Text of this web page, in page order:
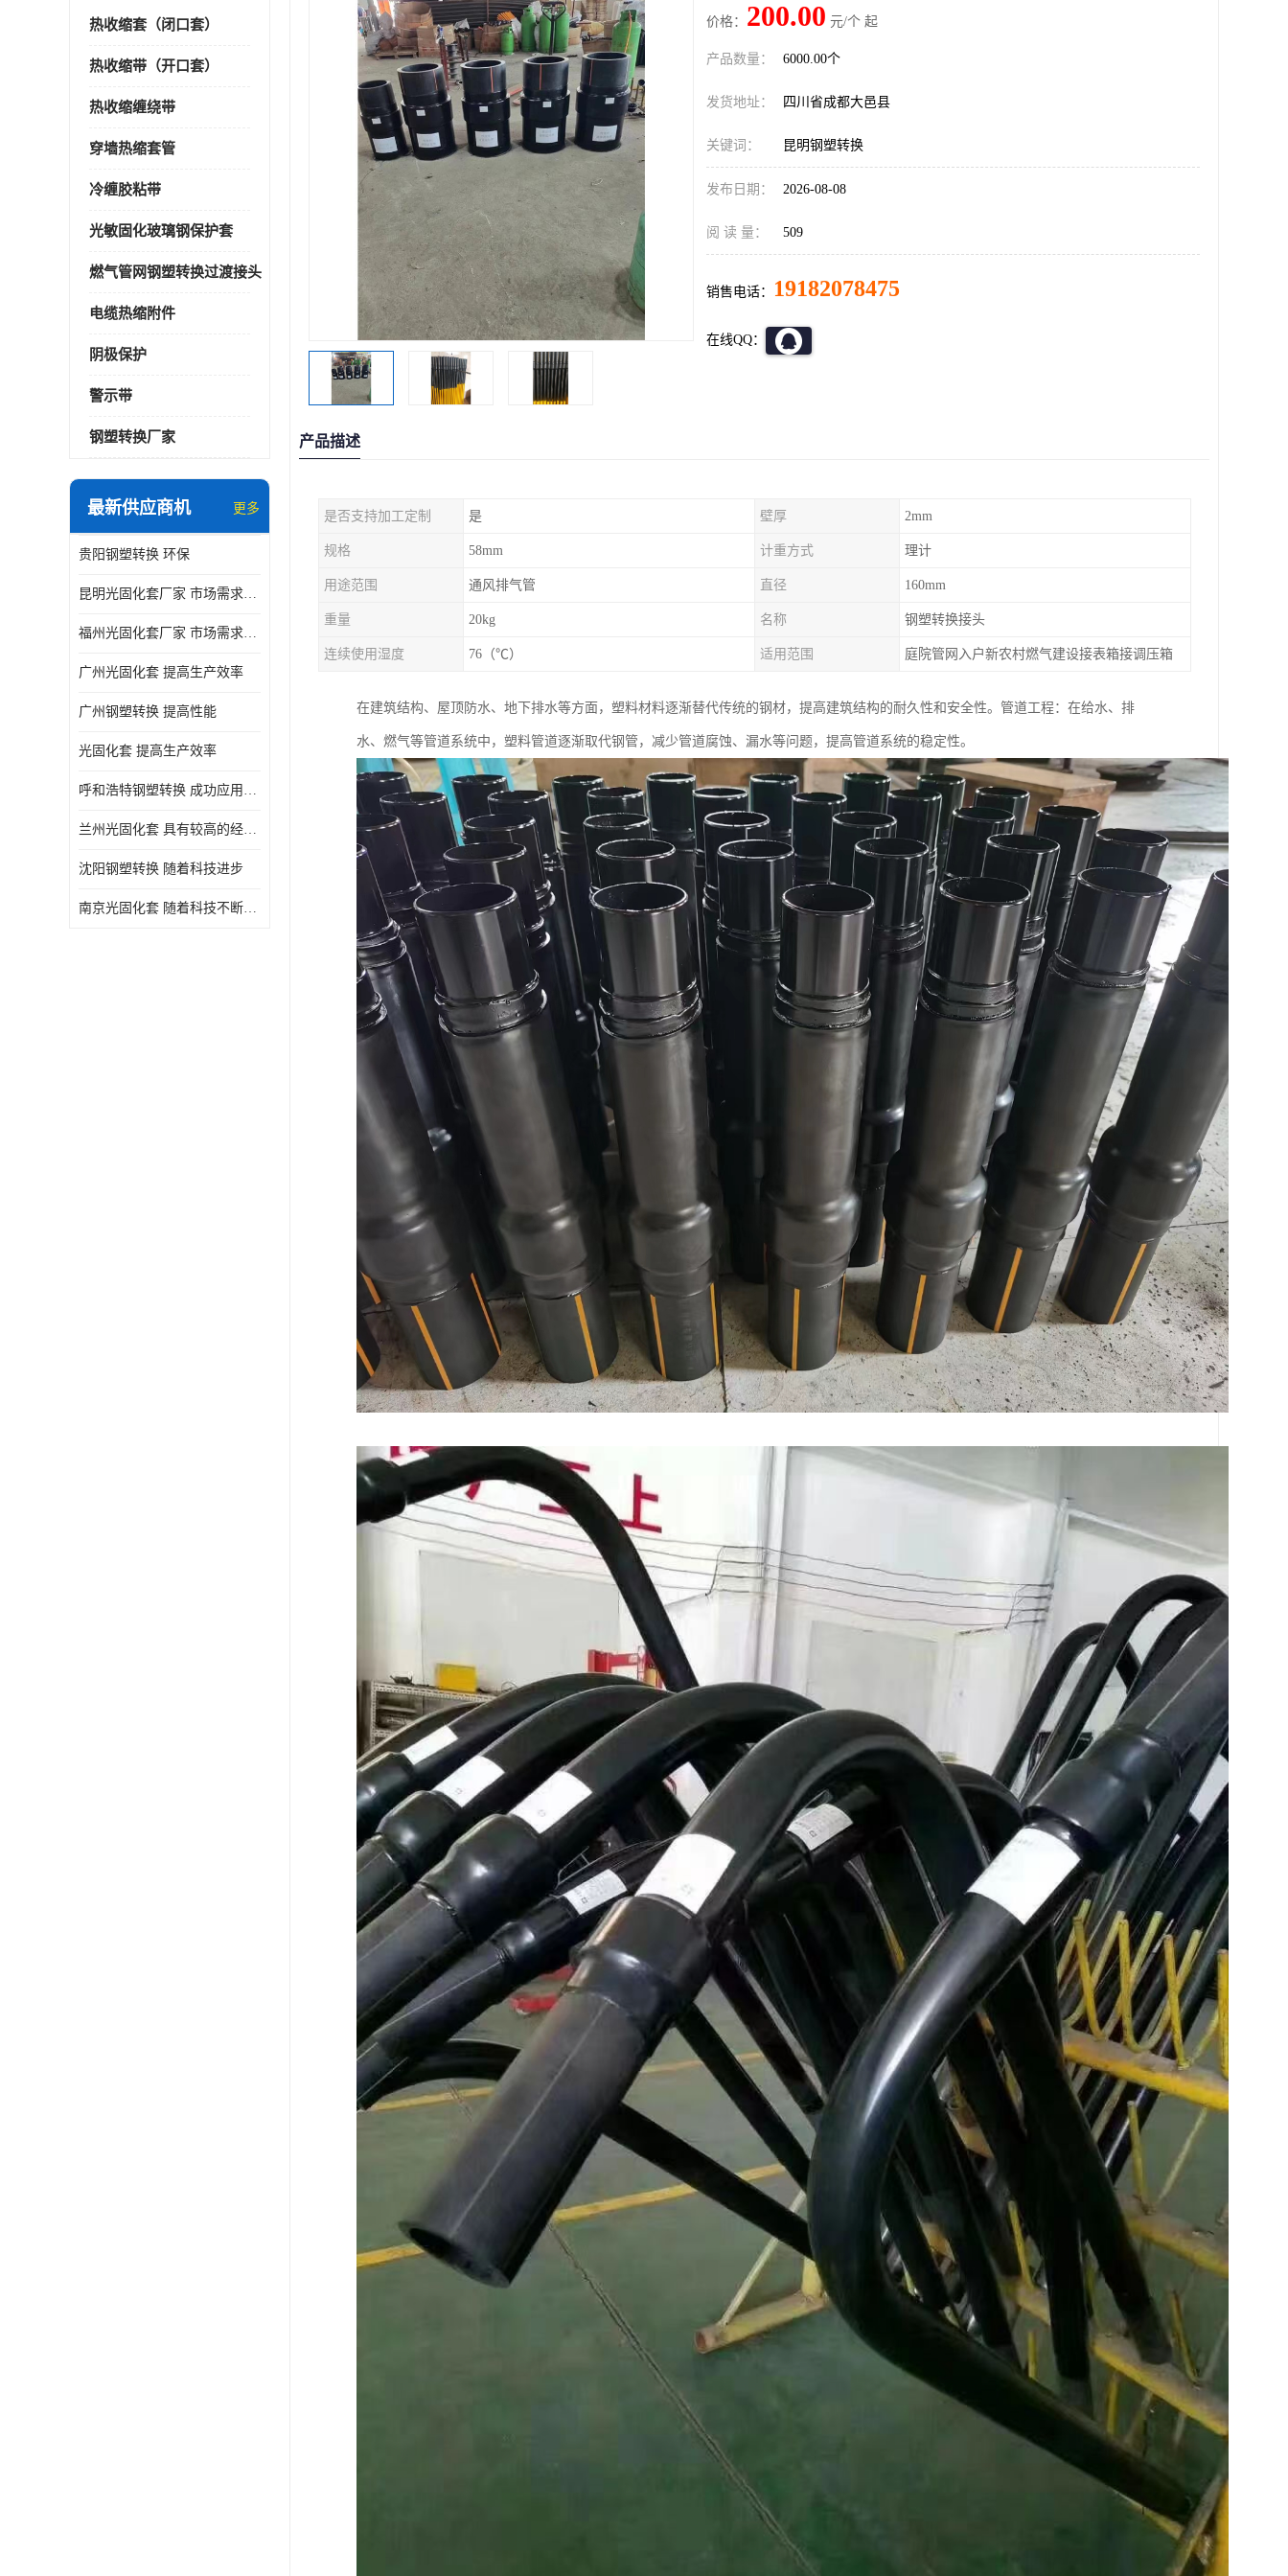
热收缩套（闭口套）
热收缩带（开口套）
热收缩缠绕带
穿墙热缩套管
冷缠胶粘带
光敏固化玻璃钢保护套
燃气管网钢塑转换过渡接头
电缆热缩附件
阴极保护
警示带
钢塑转换厂家
最新供应商机 更多
贵阳钢塑转换 环保
昆明光固化套厂家 市场需求持续增长
福州光固化套厂家 市场需求持续增长
广州光固化套 提高生产效率
广州钢塑转换 提高性能
光固化套 提高生产效率
呼和浩特钢塑转换 成功应用的实例与经验分享
兰州光固化套 具有较高的经济价值和市场竞争力
沈阳钢塑转换 随着科技进步
南京光固化套 随着科技不断进步
价格： 200.00 元/个 起
产品数量： 6000.00个
发货地址： 四川省成都大邑县
关键词： 昆明钢塑转换
发布日期： 2026-08-08
阅 读 量： 509
销售电话： 19182078475
在线QQ：
产品描述
是否支持加工定制 是 壁厚 2mm
规格 58mm 计重方式 理计
用途范围 通风排气管 直径 160mm
重量 20kg 名称 钢塑转换接头
连续使用湿度 76（℃） 适用范围 庭院管网入户新农村燃气建设接表箱接调压箱
在建筑结构、屋顶防水、地下排水等方面，塑料材料逐渐替代传统的钢材，提高建筑结构的耐久性和安全性。管道工程：在给水、排
水、燃气等管道系统中，塑料管道逐渐取代钢管，减少管道腐蚀、漏水等问题，提高管道系统的稳定性。